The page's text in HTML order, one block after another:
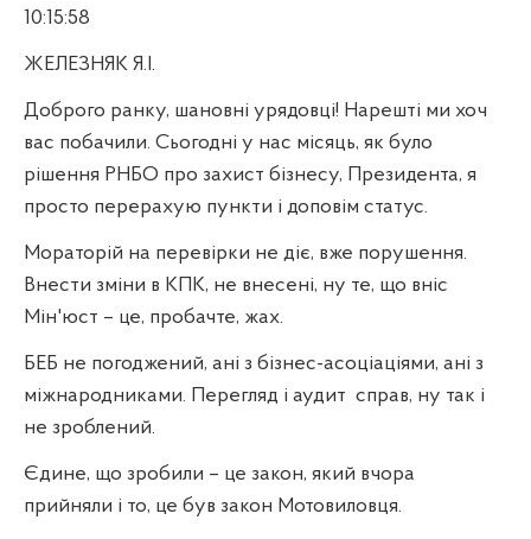
10:15:58
ЖЕЛЕЗНЯК Я.І.
Доброго ранку, шановні урядовці! Нарешті ми хоч
вас побачили. Сьогодні у нас місяць, як було
рішення РНБО про захист бізнесу, Президента, я
просто перерахую пункти і доповім статус.
Мораторій на перевірки не діє, вже порушення.
Внести зміни в КПК, не внесені, ну те, що вніс
Мін'юст – це, пробачте, жах.
БЕБ не погоджений, ані з бізнес-асоціаціями, ані з
міжнародниками. Перегляд і аудит справ, ну так і
не зроблений.
Єдине, що зробили – це закон, який вчора
прийняли і то, це був закон Мотовиловця.